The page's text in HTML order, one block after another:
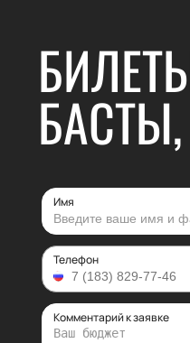
Имя
Телефон
Комментарий к заявке